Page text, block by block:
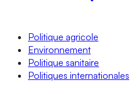
Politique agricole
Environnement
Politique sanitaire
Politiques internationales